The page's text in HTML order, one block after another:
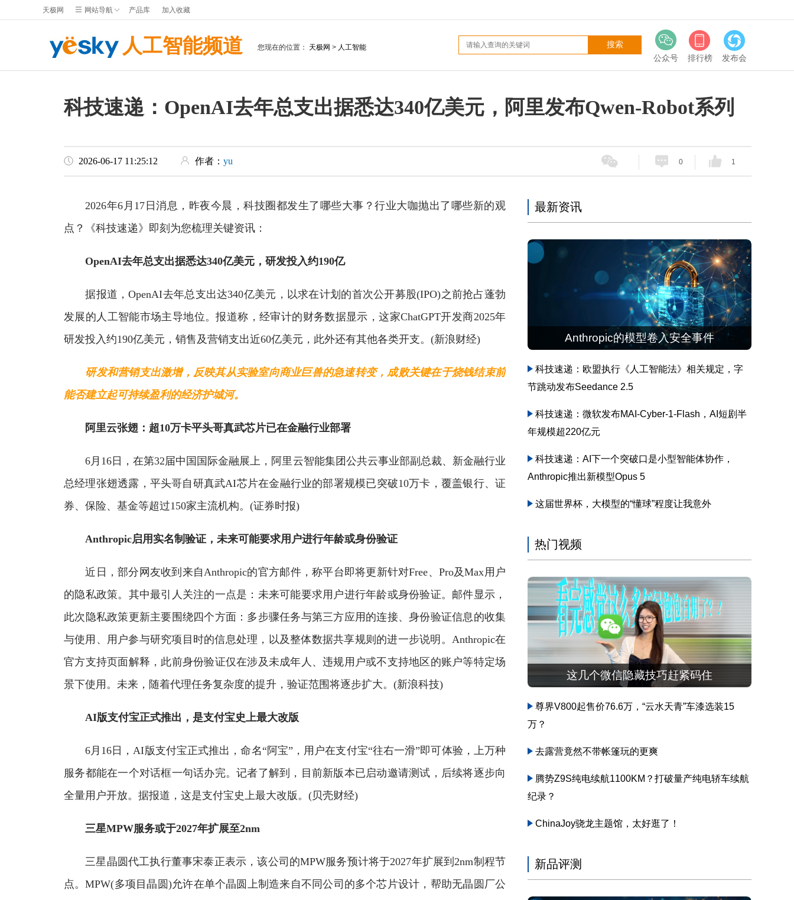
天极网 网站导航 产品库 加入收藏
人工智能频道 您现在的位置： 天极网 > 人工智能
公众号 排行榜 发布会
科技速递：OpenAI去年总支出据悉达340亿美元，阿里发布Qwen-Robot系列
2026-06-17 11:25:12 作者： yu 0 1
2026年6月17日消息，昨夜今晨，科技圈都发生了哪些大事？行业大咖抛出了哪些新的观
点？《科技速递》即刻为您梳理关键资讯：
OpenAI去年总支出据悉达340亿美元，研发投入约190亿
据报道，OpenAI去年总支出达340亿美元，以求在计划的首次公开募股(IPO)之前抢占蓬勃
发展的人工智能市场主导地位。报道称，经审计的财务数据显示，这家ChatGPT开发商2025年
研发投入约190亿美元，销售及营销支出近60亿美元，此外还有其他各类开支。(新浪财经)
研发和营销支出激增，反映其从实验室向商业巨兽的急速转变，成败关键在于烧钱结束前
能否建立起可持续盈利的经济护城河。
阿里云张翅：超10万卡平头哥真武芯片已在金融行业部署
6月16日，在第32届中国国际金融展上，阿里云智能集团公共云事业部副总裁、新金融行业
总经理张翅透露，平头哥自研真武AI芯片在金融行业的部署规模已突破10万卡，覆盖银行、证
券、保险、基金等超过150家主流机构。(证券时报)
Anthropic启用实名制验证，未来可能要求用户进行年龄或身份验证
近日，部分网友收到来自Anthropic的官方邮件，称平台即将更新针对Free、Pro及Max用户
的隐私政策。其中最引人关注的一点是：未来可能要求用户进行年龄或身份验证。邮件显示，
此次隐私政策更新主要围绕四个方面：多步骤任务与第三方应用的连接、身份验证信息的收集
与使用、用户参与研究项目时的信息处理，以及整体数据共享规则的进一步说明。Anthropic在
官方支持页面解释，此前身份验证仅在涉及未成年人、违规用户或不支持地区的账户等特定场
景下使用。未来，随着代理任务复杂度的提升，验证范围将逐步扩大。(新浪科技)
AI版支付宝正式推出，是支付宝史上最大改版
6月16日，AI版支付宝正式推出，命名“阿宝”，用户在支付宝“往右一滑”即可体验，上万种
服务都能在一个对话框一句话办完。记者了解到，目前新版本已启动邀请测试，后续将逐步向
全量用户开放。据报道，这是支付宝史上最大改版。(贝壳财经)
三星MPW服务或于2027年扩展至2nm
三星晶圆代工执行董事宋泰正表示，该公司的MPW服务预计将于2027年扩展到2nm制程节
点。MPW(多项目晶圆)允许在单个晶圆上制造来自不同公司的多个芯片设计，帮助无晶圆厂公
最新资讯
Anthropic的模型卷入安全事件
科技速递：欧盟执行《人工智能法》相关规定，字
节跳动发布Seedance 2.5
科技速递：微软发布MAI-Cyber-1-Flash，AI短剧半
年规模超220亿元
科技速递：AI下一个突破口是小型智能体协作，
Anthropic推出新模型Opus 5
这届世界杯，大模型的“懂球”程度让我意外
热门视频
这几个微信隐藏技巧赶紧码住
尊界V800起售价76.6万，“云水天青”车漆选装15
万？
去露营竟然不带帐篷玩的更爽
腾势Z9S纯电续航1100KM？打破量产纯电轿车续航
纪录？
ChinaJoy骁龙主题馆，太好逛了！
新品评测